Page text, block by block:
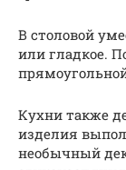
В столовой
или гладкое.
Кухни также
изделия
необычный